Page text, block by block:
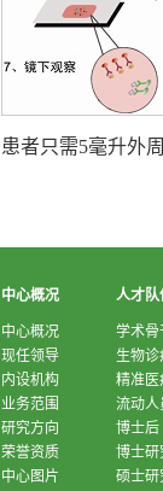
患者只需5毫升外
中心概况
中心概况
现任领导
内设机构
业务范围
研究方向
荣誉资质
中心图片
人才队
学术骨
生物诊
精准医
流动人
博士后
博士研
硕士研